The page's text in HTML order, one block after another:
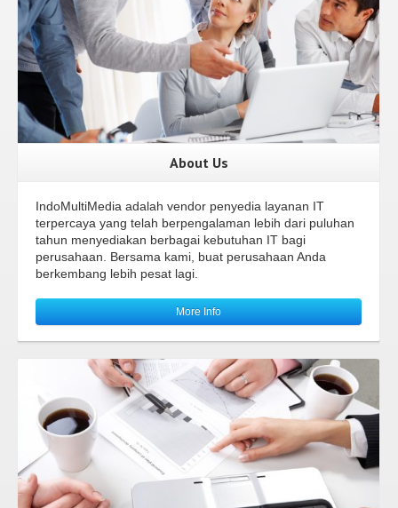
About Us
IndoMultiMedia adalah vendor penyedia layanan IT
terpercaya yang telah berpengalaman lebih dari puluhan
tahun menyediakan berbagai kebutuhan IT bagi
perusahaan. Bersama kami, buat perusahaan Anda
berkembang lebih pesat lagi.
More Info